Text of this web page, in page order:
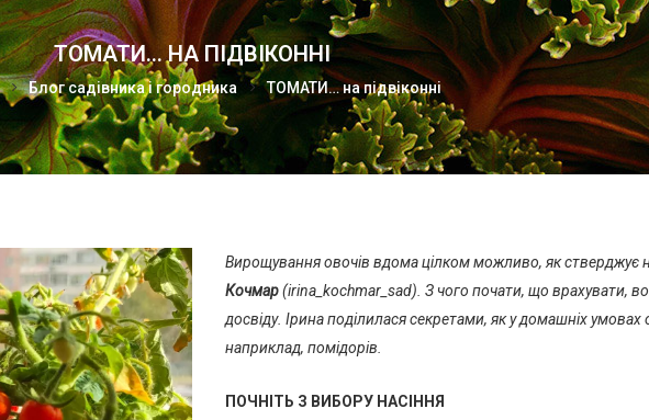
ТОМАТИ… НА ПІДВІКОННІ
Блог садівника і городника ТОМАТИ… на підвіконні
Вирощування овочів вдома цілком можливо, як стверджує
Кочмар(irina_kochmar_sad). З чого почати, що врахувати,
досвіду. Ірина поділилася секретами, як у домашніх
наприклад, помідорів.
ПОЧНІТЬ З ВИБОРУ НАСІННЯ